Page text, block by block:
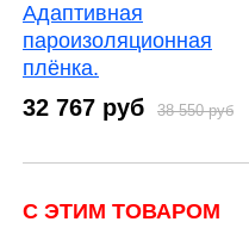
Адаптивная
пароизоляционная
плёнка.
32 767 руб 38 550 руб
С ЭТИМ ТОВАРОМ